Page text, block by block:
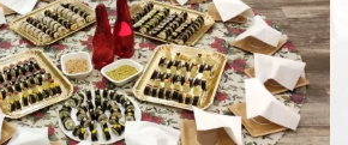
Espandi